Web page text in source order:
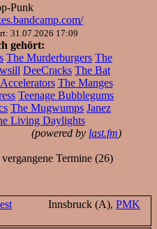
Punk
31.07.2026 17:09
gehört:
The Murderburgers The
DeeCracks The Bat
Accelerators The Manges
Teenage Bubblegums
The Mugwumps Janez
Living Daylights
(powered by last.fm)
vergangene Termine (26)
Innsbruck (A), PMK